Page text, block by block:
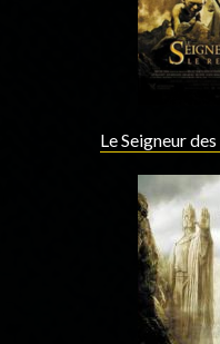
Le Seigneur